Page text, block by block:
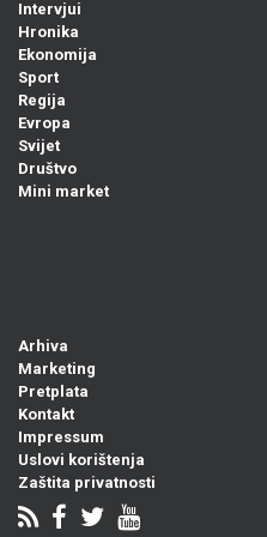
Intervjui
Hronika
Ekonomija
Sport
Regija
Evropa
Svijet
Društvo
Mini market
Arhiva
Marketing
Pretplata
Kontakt
Impressum
Uslovi korištenja
Zaštita privatnosti